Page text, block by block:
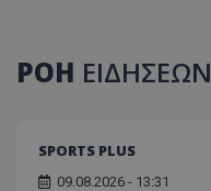
ΡΟΗ ΕΙΔΗΣΕΩΝ
SPORTS PLUS
09.08.2026 - 13:31